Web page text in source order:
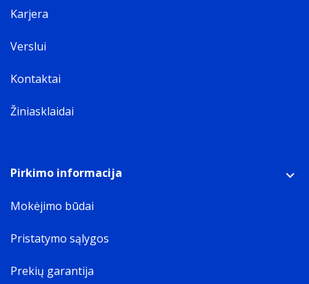
Karjera
Verslui
Kontaktai
Žiniasklaidai
Pirkimo informacija
Mokėjimo būdai
Pristatymo sąlygos
Prekių garantija